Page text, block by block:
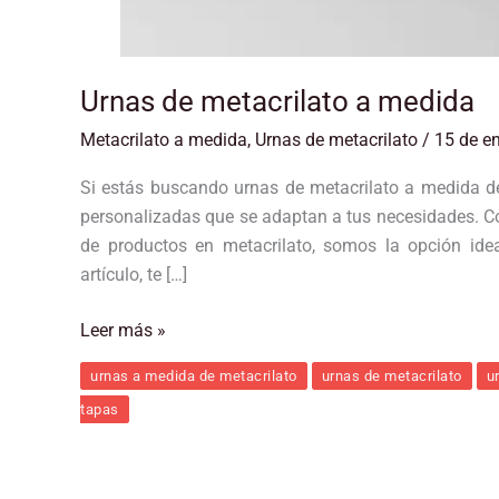
Urnas de metacrilato a medida
Metacrilato a medida, Urnas de metacrilato / 15 de
Si estás buscando urnas de metacrilato a medida
personalizadas que se adaptan a tus necesidades.
de productos en metacrilato, somos la opción
artículo, te […]
Leer más »
urnas a medida de metacrilato urnas de metacrilato
tapas